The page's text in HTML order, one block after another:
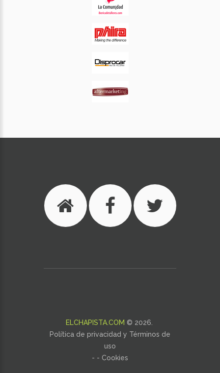
ELCHAPISTA.COM © 2026
Política de privacidad y Términos de
uso
- - Cookies